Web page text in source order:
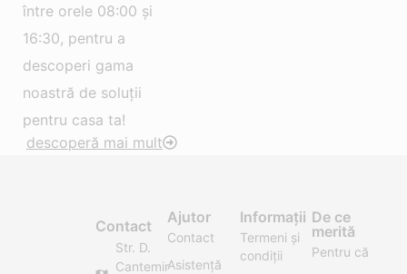
între orele 08:00 și
16:30, pentru a
descoperi gama
noastră de soluții
pentru casa ta!
descoperă mai mult
Contact
Str. D.
Cantemir
Ajutor
Contact
Asistență
Informații
Termeni și
condiții
De ce
merită
Pentru că